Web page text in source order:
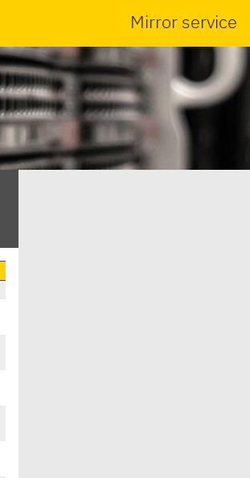
Mirror service